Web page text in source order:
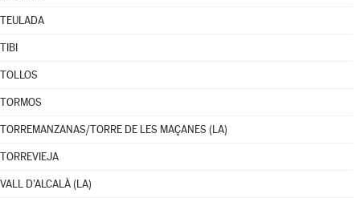
TEULADA
TIBI
TOLLOS
TORMOS
TORREMANZANAS/TORRE DE LES MAÇANES (LA)
TORREVIEJA
VALL D'ALCALÀ (LA)